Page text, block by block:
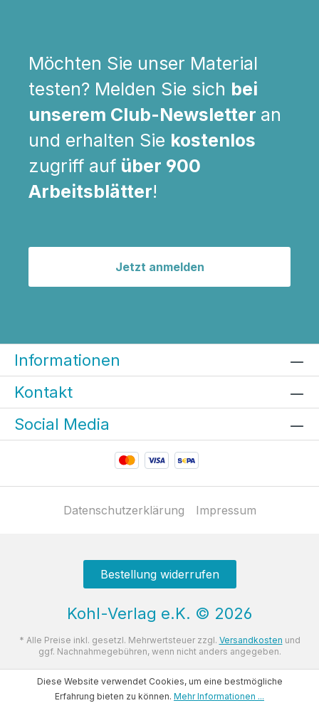
Möchten Sie unser Material
testen? Melden Sie sich bei
unserem Club-Newsletter an
und erhalten Sie kostenlos
zugriff auf über 900
Arbeitsblätter!
Jetzt anmelden
Informationen
Kontakt
Social Media
Datenschutzerklärung Impressum
Bestellung widerrufen
Kohl-Verlag e.K. © 2026
* Alle Preise inkl. gesetzl. Mehrwertsteuer zzgl. Versandkosten und
ggf. Nachnahmegebühren, wenn nicht anders angegeben.
Diese Website verwendet Cookies, um eine bestmögliche
Erfahrung bieten zu können. Mehr Informationen ...